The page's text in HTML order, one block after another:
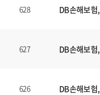
628 DB손해보
627 DB손해보
626 DB손해보험